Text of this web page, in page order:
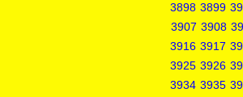
3898 3899
3907 3908
3916 3917
3925 3926
3934 3935